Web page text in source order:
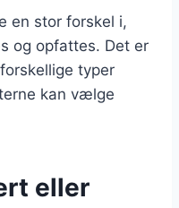
en stor forskel i,
og opfattes. Det er
typer
kan vælge
eller